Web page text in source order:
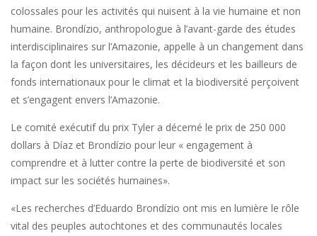
colossales pour les activités qui nuisent à la vie humaine et non
humaine. Brondízio, anthropologue à l’avant-garde des études
interdisciplinaires sur l’Amazonie, appelle à un changement dans
la façon dont les universitaires, les décideurs et les bailleurs de
fonds internationaux pour le climat et la biodiversité perçoivent
et s’engagent envers l’Amazonie.
Le comité exécutif du prix Tyler a décerné le prix de 250 000
dollars à Díaz et Brondízio pour leur « engagement à
comprendre et à lutter contre la perte de biodiversité et son
impact sur les sociétés humaines».
«Les recherches d’Eduardo Brondízio ont mis en lumière le rôle
vital des peuples autochtones et des communautés locales